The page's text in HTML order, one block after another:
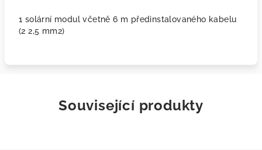
1 solární modul včetně 6 m předinstalovaného kabelu
(2 2,5 mm2)
Související produkty